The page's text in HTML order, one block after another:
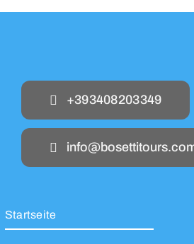
+393408203349
Startseite